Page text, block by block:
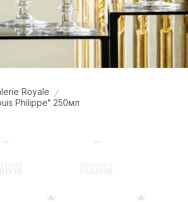
Royale /
Philippe" 250мл